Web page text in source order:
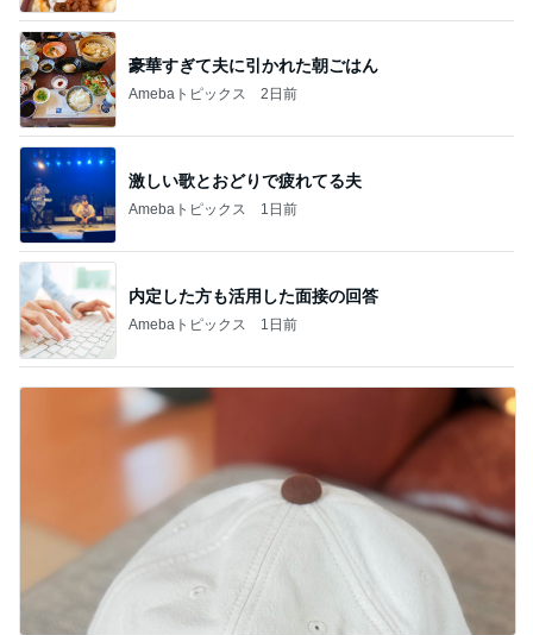
豪華すぎて夫に引かれた朝ごはん
Amebaトピックス 2日前
激しい歌とおどりで疲れてる夫
Amebaトピックス 1日前
内定した方も活用した面接の回答
Amebaトピックス 1日前